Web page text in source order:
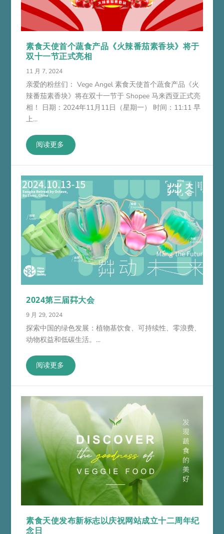
素食天使首个蔬食产品《火辣番茄素香块》将于
双十一节正式亮相
11 月 7, 2024
亲爱的粉丝们： Vege Angel 素食天使首个蔬食产品《火
辣番茄素香块》将在双十一节于 Shopee 马来西亚正式亮
相！ 日期：2024年11月11日（星期一） 时间：11:11 早
上...
阅读更多
2024第三届茻大会
9 月 29, 2024
探索中国的绿色发展：植物基饮食、可持续性、零浪费、
动物权益和低碳生活。...
阅读更多
素食天使发布新标志以庆祝网站成立十二周年纪
念日